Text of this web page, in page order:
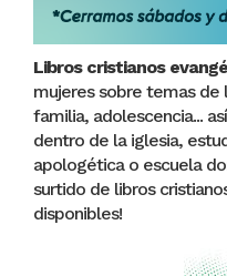
Libros cristianos
mujeres sobre temas de
familia, adolescencia...
dentro de la iglesia,
apologética o escuela
surtido de libros
disponibles!